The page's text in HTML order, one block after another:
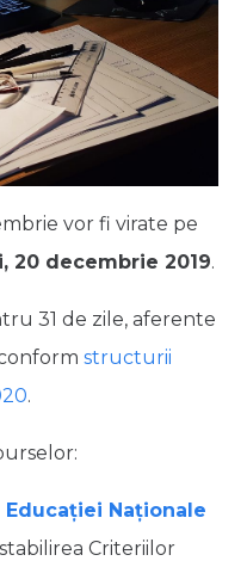
vor fi virate pe
20 decembrie 2019.
31 de zile, aferente
structurii
.
Naționale
Criteriilor